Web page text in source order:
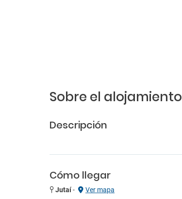
Sobre el alojamiento
Descripción
Cómo llegar
Jutaí- Ver mapa